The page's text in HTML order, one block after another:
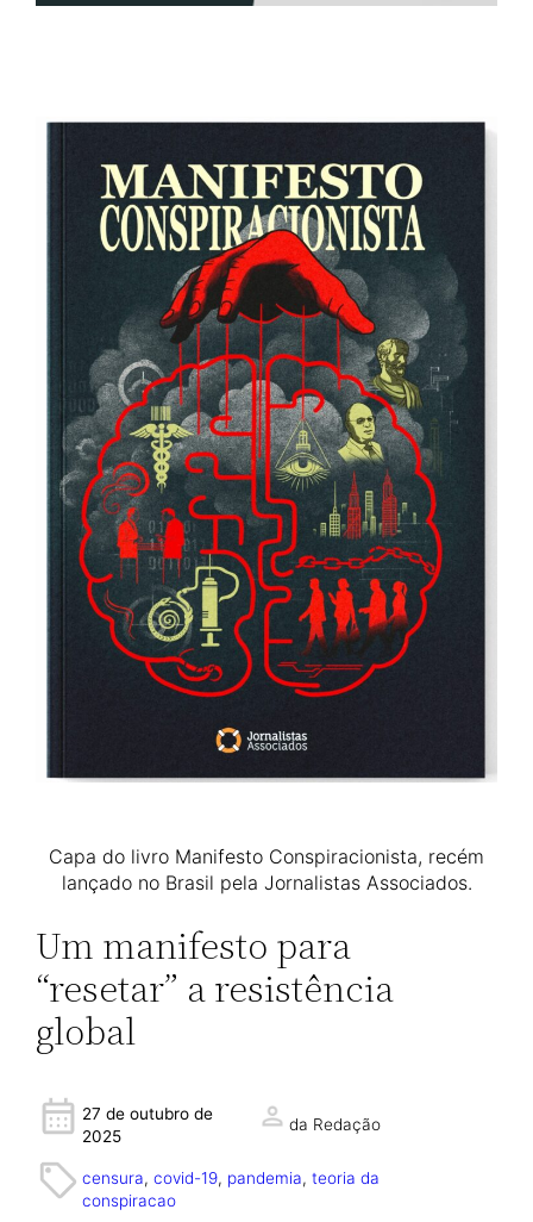
Capa do livro Manifesto Conspiracionista, recém
lançado no Brasil pela Jornalistas Associados.
Um manifesto para
“resetar” a resistência
global
27 de outubro de
2025
da Redação
censura, covid-19, pandemia, teoria da
conspiracao